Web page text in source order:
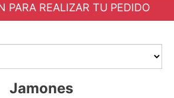
PARA REALIZAR TU PEDIDO
Jamones